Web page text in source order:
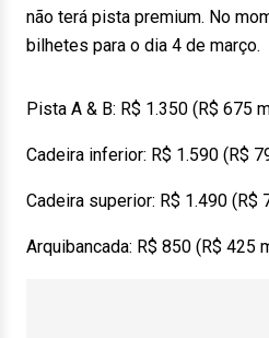
não terá pista premium. No
bilhetes para o dia 4 de março.
Pista A & B: R$ 1.350 (R$ 675
Cadeira inferior: R$ 1.590 (R$
Cadeira superior: R$ 1.490 (R$
Arquibancada: R$ 850 (R$ 425